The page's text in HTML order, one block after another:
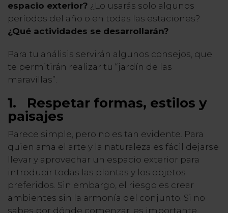
espacio exterior? ¿Lo usarás solo algunos
períodos del año o en todas las estaciones?
¿Qué actividades se desarrollarán?
Para tu análisis servirán algunos consejos, que
te permitirán realizar tu “jardín de las
maravillas”.
1. Respetar formas, estilos y
paisajes
Parece simple, pero no es tan evidente. Para
quien ama el arte y la naturaleza es fácil dejarse
llevar y aprovechar un espacio exterior para
introducir todas las plantas y los objetos
preferidos. Sin embargo, el riesgo es crear
ambientes sin la armonía del conjunto. Si no
sabes por dónde comenzar, es importante